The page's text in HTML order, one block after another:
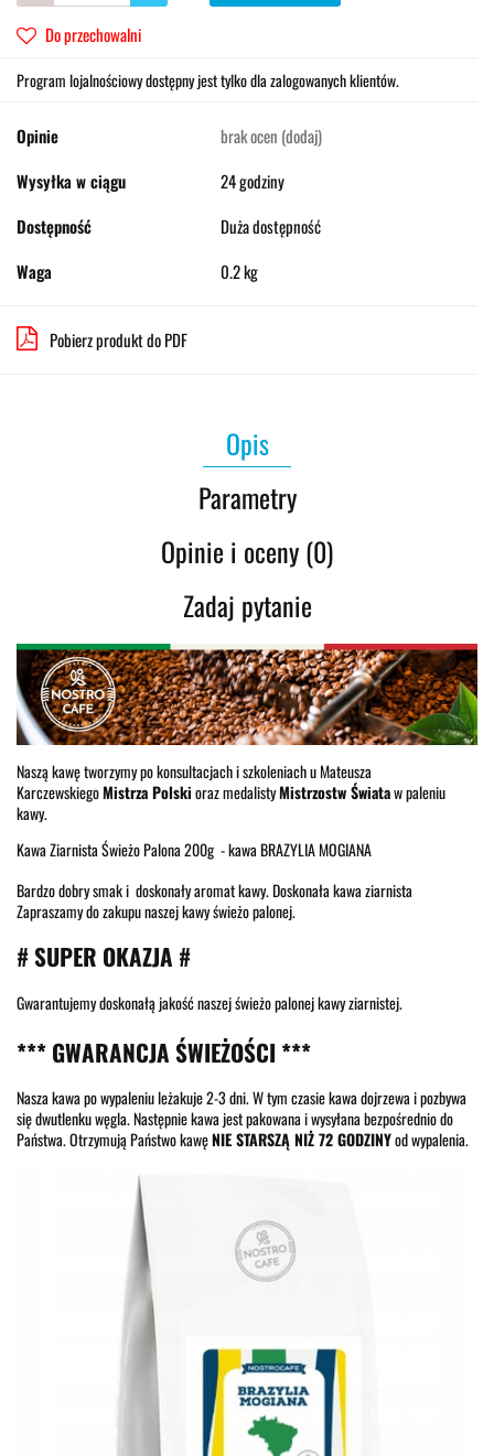
Do przechowalni
Program lojalnościowy dostępny jest tylko dla zalogowanych klientów.
Opinie brak ocen (dodaj)
Wysyłka w ciągu
24 godziny
Dostępność
Duża dostępność
Waga
0.2 kg
Pobierz produkt do PDF
Opis
Parametry
Opinie i oceny (0)
Zadaj pytanie
Naszą kawę tworzymy po konsultacjach i szkoleniach u Mateusza
KarczewskiegoMistrza Polskioraz medalistyMistrzostw Świataw paleniu
kawy.
Kawa Ziarnista Świeżo Palona 200g - kawa BRAZYLIA MOGIANA
Bardzo dobry smak i doskonały aromat kawy. Doskonała kawa ziarnista
Zapraszamy do zakupu naszej kawy świeżo palonej.
# SUPER OKAZJA #
Gwarantujemy doskonałą jakość naszej świeżo palonej kawy ziarnistej.
*** GWARANCJA ŚWIEŻOŚCI ***
Nasza kawa po wypaleniu leżakuje 2-3 dni. W tym czasie kawa dojrzewa i pozbywa
się dwutlenku węgla. Następnie kawa jest pakowana i wysyłana bezpośrednio do
Państwa. Otrzymują Państwo kawęNIE STARSZĄ NIŻ 72 GODZINYod wypalenia.